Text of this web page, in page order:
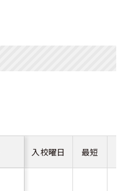
入校曜日 最短